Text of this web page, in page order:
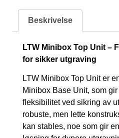
Beskrivelse
LTW Minibox Top Unit –
for sikker utgraving
LTW Minibox Top Unit er
Minibox Base Unit, som
fleksibilitet ved sikring av
robuste, men lette
kan stables, noe som gir